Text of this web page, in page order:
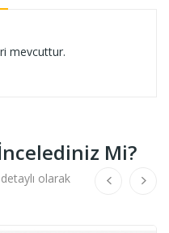
mevcuttur.
Mi?
olarak